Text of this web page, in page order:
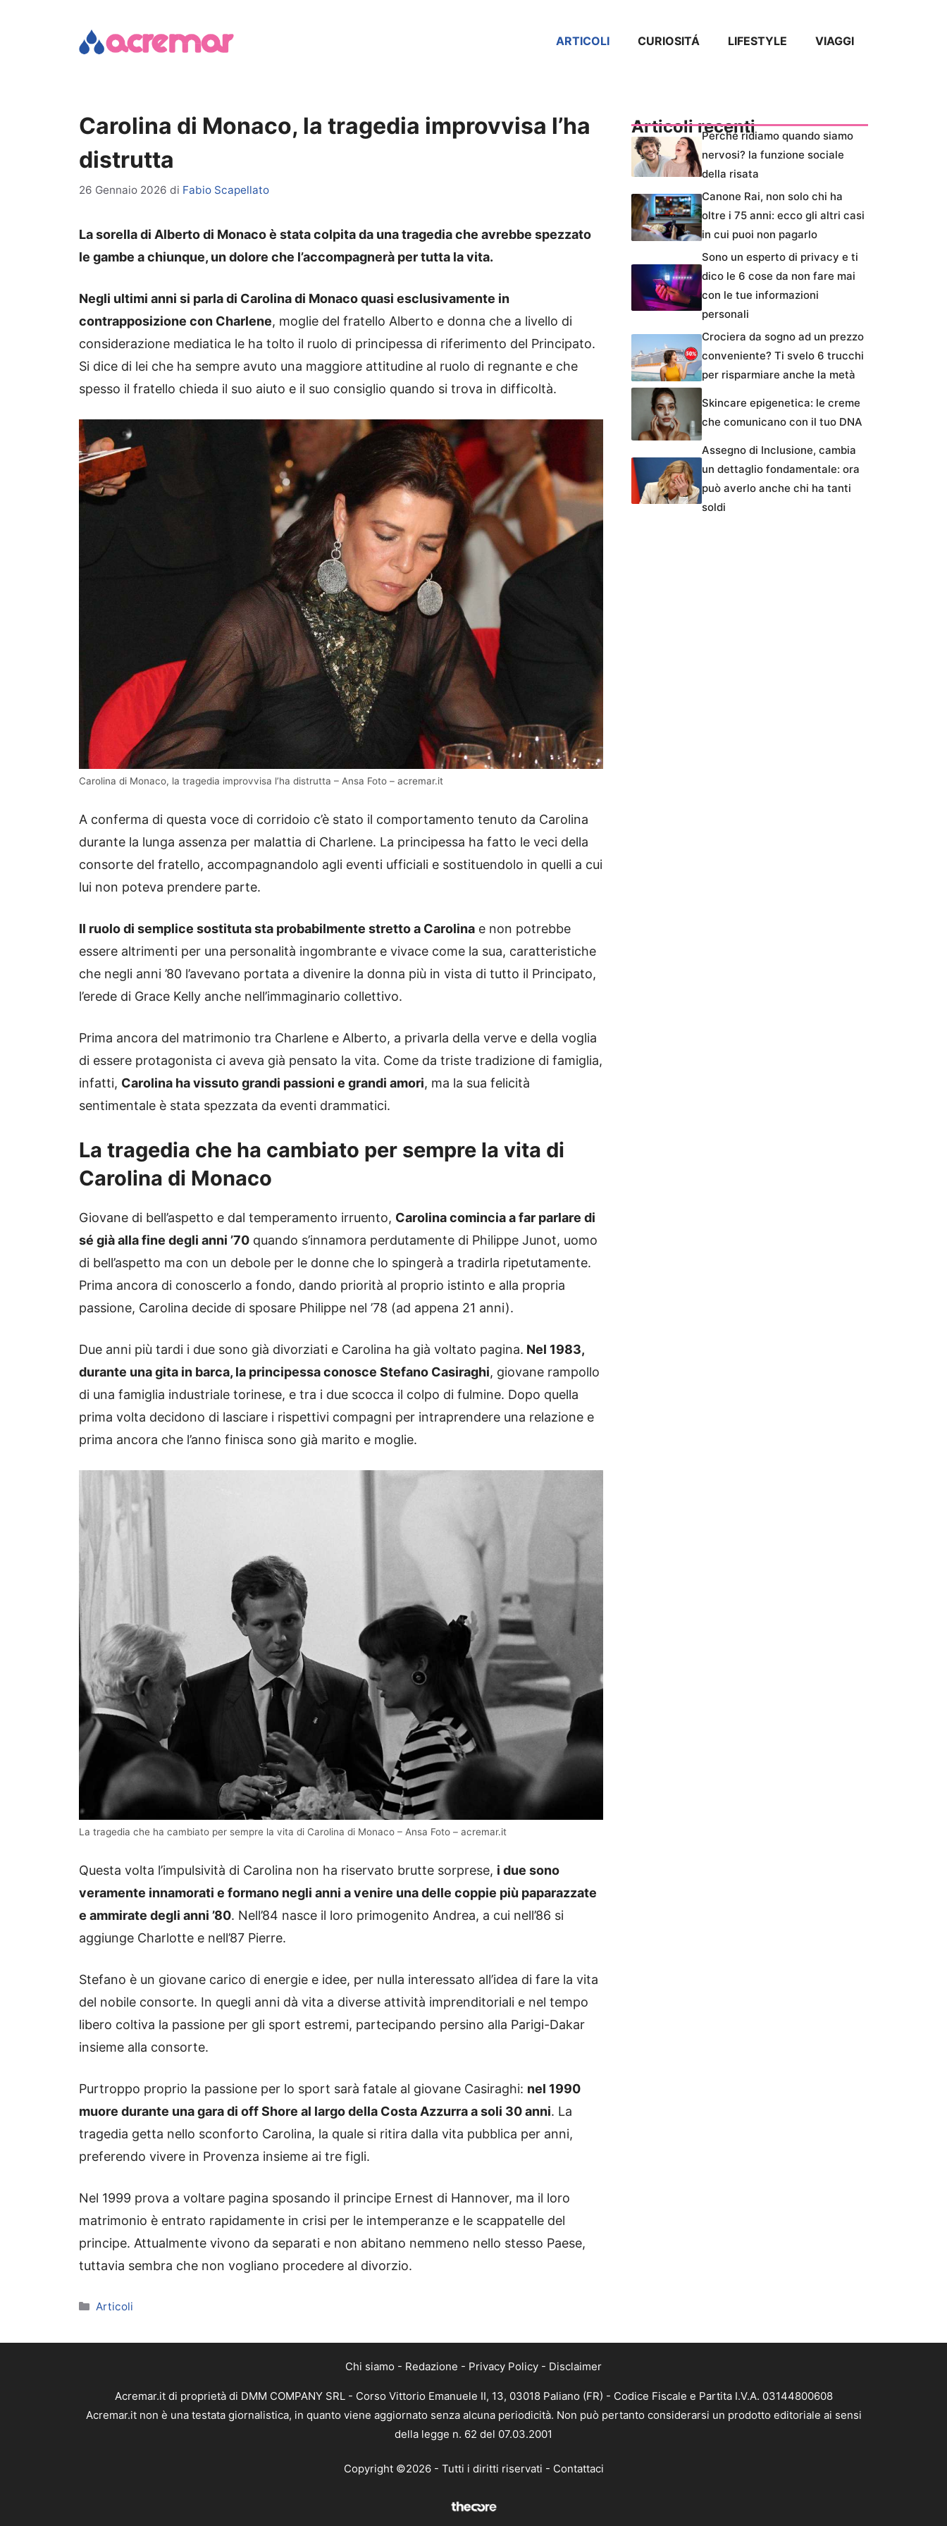
ARTICOLI CURIOSITÁ LIFESTYLE VIAGGI
Carolina di Monaco, la tragedia improvvisa l’ha
distrutta
26 Gennaio 2026 di Fabio Scapellato
La sorella di Alberto di Monaco è stata colpita da una tragedia che avrebbe spezzato
le gambe a chiunque, un dolore che l’accompagnerà per tutta la vita.
Negli ultimi anni si parla di Carolina di Monaco quasi esclusivamente in
contrapposizione con Charlene, moglie del fratello Alberto e donna che a livello di
considerazione mediatica le ha tolto il ruolo di principessa di riferimento del Principato.
Si dice di lei che ha sempre avuto una maggiore attitudine al ruolo di regnante e che
spesso il fratello chieda il suo aiuto e il suo consiglio quando si trova in difficoltà.
Carolina di Monaco, la tragedia improvvisa l’ha distrutta – Ansa Foto – acremar.it
A conferma di questa voce di corridoio c’è stato il comportamento tenuto da Carolina
durante la lunga assenza per malattia di Charlene. La principessa ha fatto le veci della
consorte del fratello, accompagnandolo agli eventi ufficiali e sostituendolo in quelli a cui
lui non poteva prendere parte.
Il ruolo di semplice sostituta sta probabilmente stretto a Carolina e non potrebbe
essere altrimenti per una personalità ingombrante e vivace come la sua, caratteristiche
che negli anni ’80 l’avevano portata a divenire la donna più in vista di tutto il Principato,
l’erede di Grace Kelly anche nell’immaginario collettivo.
Prima ancora del matrimonio tra Charlene e Alberto, a privarla della verve e della voglia
di essere protagonista ci aveva già pensato la vita. Come da triste tradizione di famiglia,
infatti, Carolina ha vissuto grandi passioni e grandi amori, ma la sua felicità
sentimentale è stata spezzata da eventi drammatici.
La tragedia che ha cambiato per sempre la vita di
Carolina di Monaco
Giovane di bell’aspetto e dal temperamento irruento, Carolina comincia a far parlare di
sé già alla fine degli anni ’70 quando s’innamora perdutamente di Philippe Junot, uomo
di bell’aspetto ma con un debole per le donne che lo spingerà a tradirla ripetutamente.
Prima ancora di conoscerlo a fondo, dando priorità al proprio istinto e alla propria
passione, Carolina decide di sposare Philippe nel ’78 (ad appena 21 anni).
Due anni più tardi i due sono già divorziati e Carolina ha già voltato pagina. Nel 1983,
durante una gita in barca, la principessa conosce Stefano Casiraghi, giovane rampollo
di una famiglia industriale torinese, e tra i due scocca il colpo di fulmine. Dopo quella
prima volta decidono di lasciare i rispettivi compagni per intraprendere una relazione e
prima ancora che l’anno finisca sono già marito e moglie.
La tragedia che ha cambiato per sempre la vita di Carolina di Monaco – Ansa Foto – acremar.it
Questa volta l’impulsività di Carolina non ha riservato brutte sorprese, i due sono
veramente innamorati e formano negli anni a venire una delle coppie più paparazzate
e ammirate degli anni ’80. Nell’84 nasce il loro primogenito Andrea, a cui nell’86 si
aggiunge Charlotte e nell’87 Pierre.
Stefano è un giovane carico di energie e idee, per nulla interessato all’idea di fare la vita
del nobile consorte. In quegli anni dà vita a diverse attività imprenditoriali e nel tempo
libero coltiva la passione per gli sport estremi, partecipando persino alla Parigi-Dakar
insieme alla consorte.
Purtroppo proprio la passione per lo sport sarà fatale al giovane Casiraghi: nel 1990
muore durante una gara di off Shore al largo della Costa Azzurra a soli 30 anni. La
tragedia getta nello sconforto Carolina, la quale si ritira dalla vita pubblica per anni,
preferendo vivere in Provenza insieme ai tre figli.
Nel 1999 prova a voltare pagina sposando il principe Ernest di Hannover, ma il loro
matrimonio è entrato rapidamente in crisi per le intemperanze e le scappatelle del
principe. Attualmente vivono da separati e non abitano nemmeno nello stesso Paese,
tuttavia sembra che non vogliano procedere al divorzio.
Categorie
Articoli
Articoli recentiPerché ridiamo quando siamo
nervosi? la funzione sociale
della risata
Canone Rai, non solo chi ha
oltre i 75 anni: ecco gli altri casi
in cui puoi non pagarlo
Sono un esperto di privacy e ti
dico le 6 cose da non fare mai
con le tue informazioni
personali
Crociera da sogno ad un prezzo
conveniente? Ti svelo 6 trucchi
per risparmiare anche la metà
Skincare epigenetica: le creme
che comunicano con il tuo DNA
Assegno di Inclusione, cambia
un dettaglio fondamentale: ora
può averlo anche chi ha tanti
soldi
Chi siamo - Redazione - Privacy Policy - Disclaimer
Acremar.it di proprietà di DMM COMPANY SRL - Corso Vittorio Emanuele II, 13, 03018 Paliano (FR) - Codice Fiscale e Partita I.V.A. 03144800608
Acremar.it non è una testata giornalistica, in quanto viene aggiornato senza alcuna periodicità. Non può pertanto considerarsi un prodotto editoriale ai sensi
della legge n. 62 del 07.03.2001
Copyright ©2026 - Tutti i diritti riservati - Contattaci